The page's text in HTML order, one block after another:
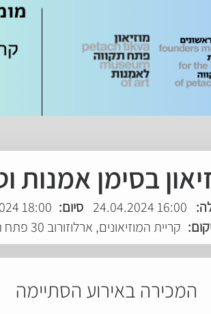
בסימן אמנות
16:00 24.04.2024 סיום: 18:00 25.04.2024
קריית המוזיאונים, ארלוזורוב 30 פתח תקווה
המכירה באירוע הסתיימה